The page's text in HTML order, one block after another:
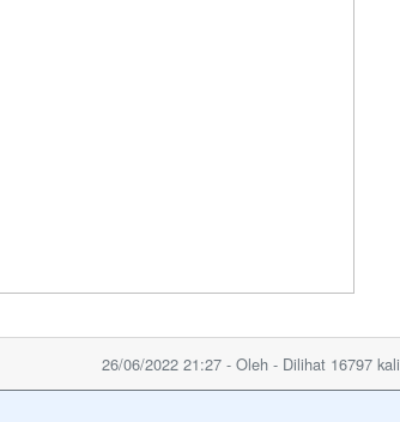
26/06/2022 21:27 - Oleh - Dilihat 16797 kali